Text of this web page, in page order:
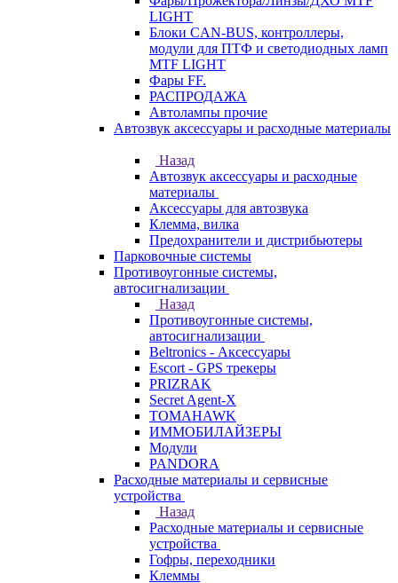
LIGHT
Блоки CAN-BUS, контроллеры,
модули для ПТФ и светодиодных ламп
MTF LIGHT
Фары FF.
РАСПРОДАЖА
Автолампы прочие
Автозвук аксессуары и расходные материалы
Назад
Автозвук аксессуары и расходные
материалы
Аксессуары для автозвука
Клемма, вилка
Предохранители и дистрибьютеры
Парковочные системы
Противоугонные системы,
автосигнализации
Назад
Противоугонные системы,
автосигнализации
Beltronics - Аксессуары
Escort - GPS трекеры
PRIZRAK
Secret Agent-X
TOMAHAWK
ИММОБИЛАЙЗЕРЫ
Модули
PANDORA
Расходные материалы и сервисные
устройства
Назад
Расходные материалы и сервисные
устройства
Гофры, переходники
Клеммы